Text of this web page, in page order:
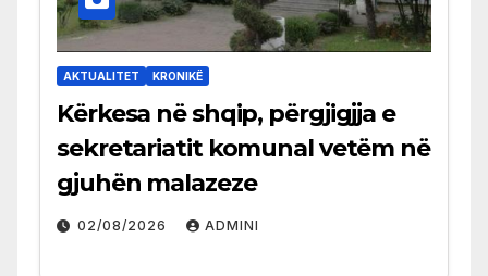
AKTUALITET KRONIKË
Kërkesa në shqip, përgjigjja e
sekretariatit komunal vetëm në
gjuhën malazeze
02/08/2026 ADMINI